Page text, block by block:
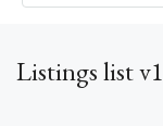
Listings list v1